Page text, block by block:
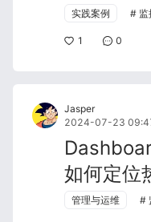
实践案例
1 0
Jasper
2024-07-23
Dashboard 热力图显示
如何定位
管理与运维